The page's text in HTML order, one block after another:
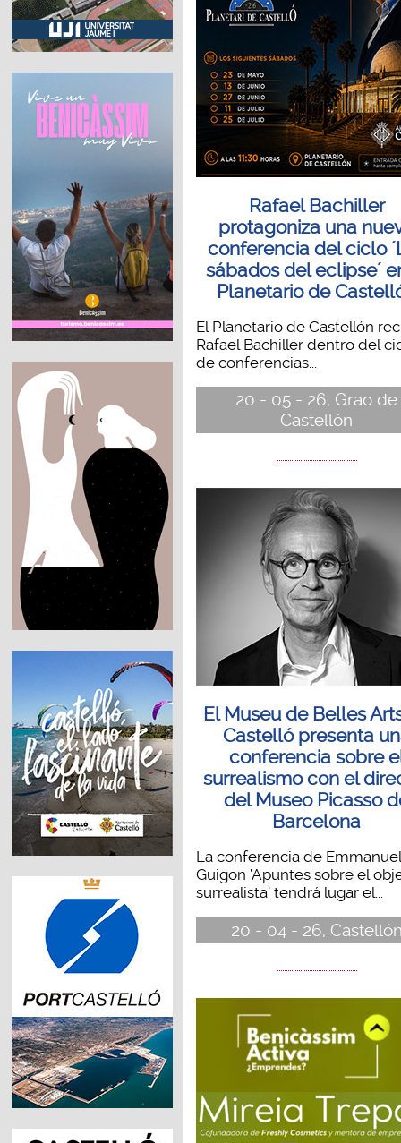
Rafael Bachiller
protagoniza una
conferencia del ciclo
sábados del eclipse´
Planetario de
El Planetario de Castellón
Rafael Bachiller dentro del
de conferencias...
20 - 05 - 26, Grao de
Castellón
El Museu de Belles
Castelló presenta
conferencia sobre
surrealismo con el
del Museo Picasso
Barcelona
La conferencia de Emmanuel
Guigon ‘Apuntes sobre el
surrealista’ tendrá lugar el...
20 - 04 - 26,